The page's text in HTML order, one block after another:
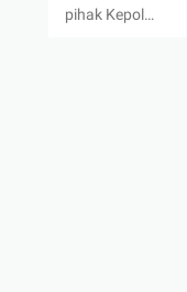
pihak Kepol…